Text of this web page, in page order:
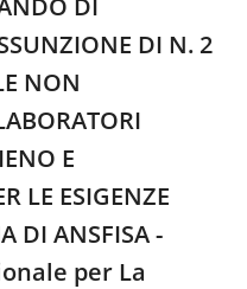
DI
DI N. 2
NON
E
LE ESIGENZE
DI ANSFISA -
per La